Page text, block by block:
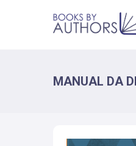
MANUAL DA